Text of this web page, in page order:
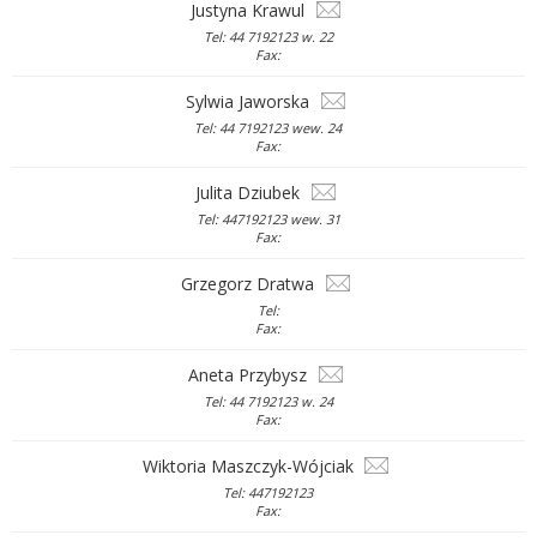
Justyna Krawul
Tel: 44 7192123 w. 22
Fax:
Sylwia Jaworska
Tel: 44 7192123 wew. 24
Fax:
Julita Dziubek
Tel: 447192123 wew. 31
Fax:
Grzegorz Dratwa
Tel:
Fax:
Aneta Przybysz
Tel: 44 7192123 w. 24
Fax:
Wiktoria Maszczyk-Wójciak
Tel: 447192123
Fax: